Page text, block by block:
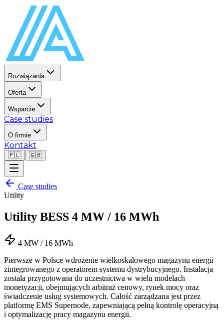
Rozwiązania
Oferta
Wsparcie
Case studies
O firmie
Kontakt
🇵🇱 🇬🇧
Case studies
Utility
Utility BESS 4 MW / 16 MWh
4 MW / 16 MWh
Pierwsze w Polsce wdrożenie wielkoskalowego magazynu energii
zintegrowanego z operatorem systemu dystrybucyjnego. Instalacja
została przygotowana do uczestnictwa w wielu modelach
monetyzacji, obejmujących arbitraż cenowy, rynek mocy oraz
świadczenie usług systemowych. Całość zarządzana jest przez
platformę EMS Supernode, zapewniającą pełną kontrolę operacyjną
i optymalizację pracy magazynu energii.